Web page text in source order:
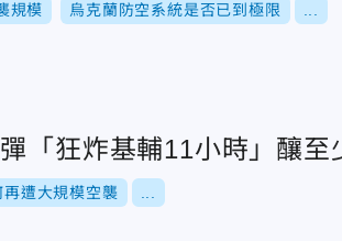
規模 烏克蘭防空系統是否已到極限
「狂炸基輔11小時」釀至
再遭大規模空襲